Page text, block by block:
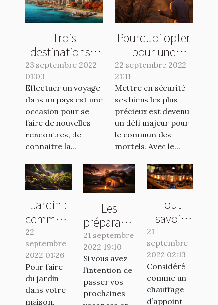
Trois
destinations à
visiter
absolument en
2022
23 septembre 2022
01:03
Effectuer un voyage
dans un pays est une
occasion pour se
faire de nouvelles
rencontres, de
connaitre la...
Pourquoi opter
pour une
banque en
22 septembre 2022
21:11
Mettre en sécurité
ses biens les plus
précieux est devenu
un défi majeur pour
le commun des
mortels. Avec le...
Jardin :
comment
avoir un
travail de
qualité ?
22
septembre
2022 01:26
Pour faire
du jardin
dans votre
maison,
Les
préparatifs
essentiels
pour un
séjour en
camping
réussi
21 septembre
2022 19:10
Si vous avez
l’intention de
passer vos
prochaines
Tout
savoir
poêle à
pétrole
21
septembre
2022 02:13
Considéré
comme un
chauffage
d’appoint